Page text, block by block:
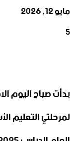
مايو 12, 2026
5
بدأت صباح اليوم
‏لمرحلتي التعليم